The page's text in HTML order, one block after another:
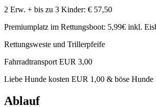
2 Erw. + bis zu 3 Kinder: € 57,50
Premiumplatz im Rettungsboot: 5,99€ inkl.
Rettungsweste und Trillerpfeife
Fahrradtransport EUR 3,00
Liebe Hunde kosten EUR 1,00 & böse Hunde
Ablauf